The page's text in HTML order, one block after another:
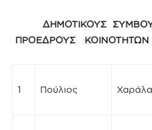
ΔΗΜΟΤΙΚΟΥΣ
ΠΡΟΕΔΡΟΥΣ
1 Πούλιος